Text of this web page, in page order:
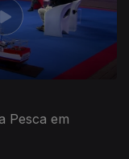
Pesca em